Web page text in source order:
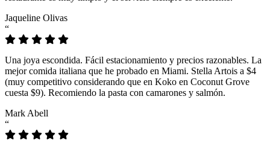
Jaqueline Olivas
“
Una joya escondida. Fácil estacionamiento y precios razonables. La
mejor comida italiana que he probado en Miami. Stella Artois a $4
(muy competitivo considerando que en Koko en Coconut Grove
cuesta $9). Recomiendo la pasta con camarones y salmón.
Mark Abell
“